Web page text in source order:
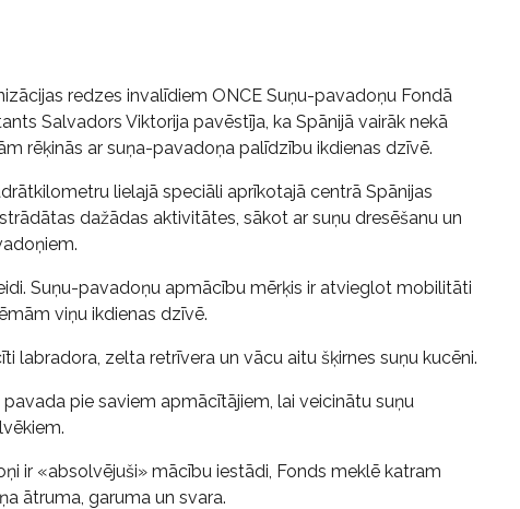
redzes invalīdiem ONCE Suņu-pavadoņu Fondā
Salvadors Viktorija pavēstīja, ka Spānijā vairāk nekā
rēķinās ar suņa-pavadoņa palīdzību ikdienas dzīvē.
lielajā speciāli aprīkotajā centrā Spānijas
dažādas aktivitātes, sākot ar suņu dresēšanu un
Suņu-pavadoņu apmācību mērķis ir atvieglot mobilitāti
viņu ikdienas dzīvē.
labradora, zelta retrīvera un vācu aitu šķirnes suņu kucēni.
pie saviem apmācītājiem, lai veicinātu suņu
ir «absolvējuši» mācību iestādi, Fonds meklē katram
ātruma, garuma un svara.